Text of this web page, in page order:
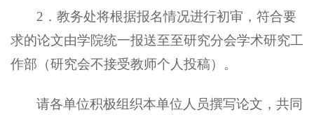
2．教务处将根据报名情况进行初审，符合要
求的论文由学院统一报送至至研究分会学术研究工
作部 （研究会不接受教师个人投稿） 。
请各单位积极组织本单位人员撰写论文，共同